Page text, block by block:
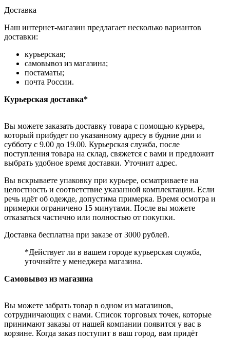
Доставка
Наш интернет-магазин предлагает несколько вариантов
доставки:
курьерская;
самовывоз из магазина;
постаматы;
почта России.
Курьерская доставка*
Вы можете заказать доставку товара с помощью курьера,
который прибудет по указанному адресу в будние дни и
субботу с 9.00 до 19.00. Курьерская служба, после
поступления товара на склад, свяжется с вами и предложит
выбрать удобное время доставки. Уточнит адрес.
Вы вскрываете упаковку при курьере, осматриваете на
целостность и соответствие указанной комплектации. Если
речь идёт об одежде, допустима примерка. Время осмотра и
примерки ограничено 15 минутами. После вы можете
отказаться частично или полностью от покупки.
Доставка бесплатна при заказе от 3000 рублей.
*Действует ли в вашем городе курьерская служба,
уточняйте у менеджера магазина.
Самовывоз из магазина
Вы можете забрать товар в одном из магазинов,
сотрудничающих с нами. Список торговых точек, которые
принимают заказы от нашей компании появится у вас в
корзине. Когда заказ поступит в ваш город, вам придёт